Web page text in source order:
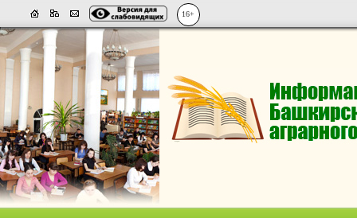
16+